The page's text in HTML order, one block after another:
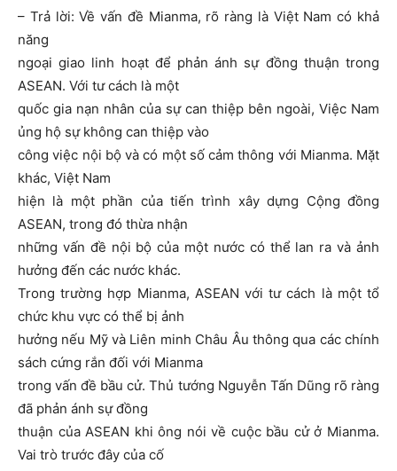
– Trả lời: Về vấn đề Mianma, rõ ràng là Việt Nam có khả
năng
ngoại giao linh hoạt để phản ánh sự đồng thuận trong
ASEAN. Với tư cách là một
quốc gia nạn nhân của sự can thiệp bên ngoài, Việc Nam
ủng hộ sự không can thiệp vào
công việc nội bộ và có một số cảm thông với Mianma. Mặt
khác, Việt Nam
hiện là một phần của tiến trình xây dựng Cộng đồng
ASEAN, trong đó thừa nhận
những vấn đề nội bộ của một nước có thể lan ra và ảnh
hưởng đến các nước khác.
Trong trường hợp Mianma, ASEAN với tư cách là một tổ
chức khu vực có thể bị ảnh
hưởng nếu Mỹ và Liên minh Châu Âu thông qua các chính
sách cứng rắn đối với Mianma
trong vấn đề bầu cử. Thủ tướng Nguyễn Tấn Dũng rõ ràng
đã phản ánh sự đồng
thuận của ASEAN khi ông nói về cuộc bầu cử ở Mianma.
Vai trò trước đây của cố